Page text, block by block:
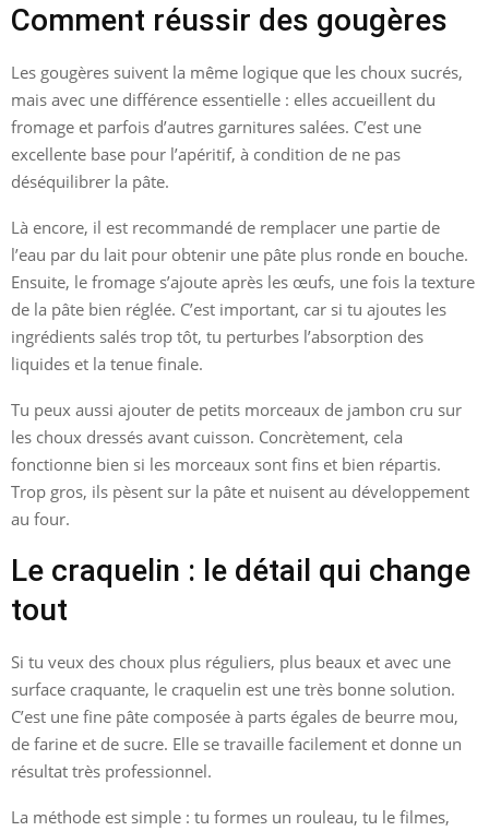
Comment réussir des gougères
Les gougères suivent la même logique que les choux sucrés,
mais avec une différence essentielle : elles accueillent du
fromage et parfois d’autres garnitures salées. C’est une
excellente base pour l’apéritif, à condition de ne pas
déséquilibrer la pâte.
Là encore, il est recommandé de remplacer une partie de
l’eau par du lait pour obtenir une pâte plus ronde en bouche.
Ensuite, le fromage s’ajoute après les œufs, une fois la texture
de la pâte bien réglée. C’est important, car si tu ajoutes les
ingrédients salés trop tôt, tu perturbes l’absorption des
liquides et la tenue finale.
Tu peux aussi ajouter de petits morceaux de jambon cru sur
les choux dressés avant cuisson. Concrètement, cela
fonctionne bien si les morceaux sont fins et bien répartis.
Trop gros, ils pèsent sur la pâte et nuisent au développement
au four.
Le craquelin : le détail qui change
tout
Si tu veux des choux plus réguliers, plus beaux et avec une
surface craquante, le craquelin est une très bonne solution.
C’est une fine pâte composée à parts égales de beurre mou,
de farine et de sucre. Elle se travaille facilement et donne un
résultat très professionnel.
La méthode est simple : tu formes un rouleau, tu le filmes,